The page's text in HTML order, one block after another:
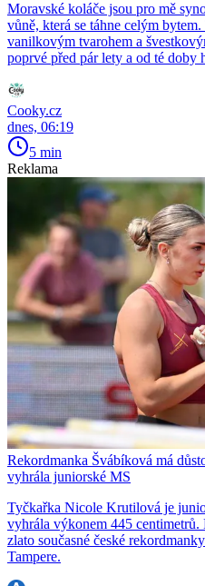
Moravské koláče jsou pro mě
vůně, která se táhne celým
vanilkovým tvarohem a
poprvé před pár lety a od té doby
Cooky.cz
dnes, 06:19
5 min
Reklama
Rekordmanka Švábíková má
vyhrála juniorské MS
Tyčkařka Nicole Krutilová je
vyhrála výkonem 445 centimetrů.
zlato současné české
Tampere.